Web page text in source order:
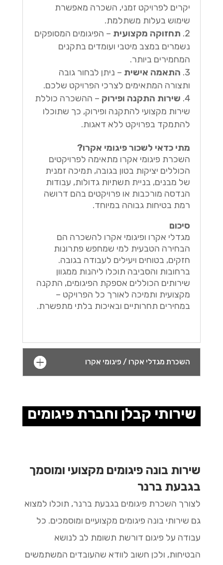
יקרים לפרויקט זמני, השכרה מאפשרת
שימוש בעלות משתלמת.
תחזוקה מקצועית – הפיגומים המסופקים
נשמרים במצב מיטבי ועומדים בתקנים
המחמירים ביותר.
התאמה אישית – ניתן לבחור גובה
ותצורה המתאימים לצרכי הפרויקט שלכם.
שירות התקנה ופירוק – ההשכרה כוללת
שירות מקצועי להתקנה ופירוק, כך שתוכלו
להתמקד בפרויקט ללא דאגות.
מתי כדאי לשכור פיגומי אקרו?
השכרת פיגומי אקרו מתאימה לפרויקטים
הכוללים יציקות בטון בגובה, תמיכה זמנית
של מבנים, בניית תשתיות גדולות, עבודות
הנדסה מורכבות או פרויקטים בהם דרושה
רמת בטיחות גבוהה במיוחד.
סיכום
מגדלי אקרו ופיגומי אקרו להשכרה הם
הבחירה הטבעית למי שמחפש פתרונות
חזקים, בטוחים ויעילים לעבודה בגובה.
ברחובות והסביבה תוכלו ליהנות ממגוון
שירותים הכוללים אספקת הפיגומים, התקנה
מקצועית ותמיכה לאורך כל הפרויקט –
במחירים תחרותיים ובאיכות בלתי מתפשרת.
השכרת מגדלי אקרו / פיגומי אקרו
שירותי קבלן וחברת פיגומים
שירות בונה פיגומים מקצועי ומוסמך
בגבעת ברנר
לצורך השכרת פיגומים בגבעת ברנר, תוכלו למצוא
גם שירותי בונה פיגומים מקצועיים ומוסמכים. כל
עבודה על פיגום דורשת תשומת לב לנושא
הבטיחות, ולכן חשוב לוודא שהעובדים המשתמשים